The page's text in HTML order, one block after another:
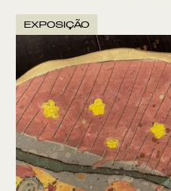
EXPOSIÇÃO